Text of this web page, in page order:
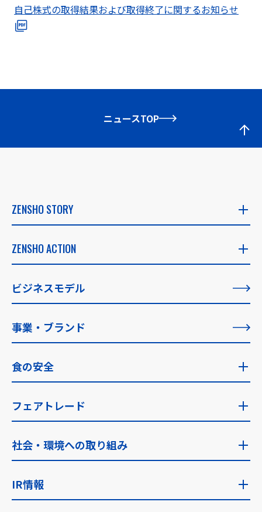
自己株式の取得結果および取得終了に関するお知らせ
ニュースTOP
ZENSHO STORY
ZENSHO STORY
創業者メッセージ
理念の実現に向けて
ZENSHO ACTION
ZENSHO ACTION
ビジネスモデル
事業・ブランド
食の安全
食の安全トップ
食品安全検査
フェアトレード
フェアトレードトップ
フェアトレード取り組み国
社会・環境への取り組み
社会・環境への取り組みトップ
IR情報